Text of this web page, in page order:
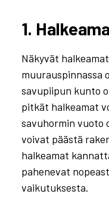
1.
Näkyvät
muurauspinnassa
savupiipun kunto
pitkät halkeamat
savuhormin vuoto
voivat päästä
halkeamat
pahenevat
vaikutuksesta.